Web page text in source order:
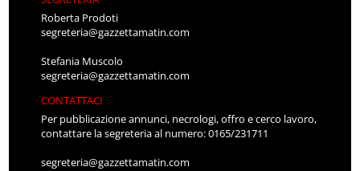
Roberta Prodoti
segreteria@gazzettamatin.com
Stefania Muscolo
segreteria@gazzettamatin.com
CONTATTACI
Per pubblicazione annunci, necrologi, offro e cerco lavoro,
contattare la segreteria al numero: 0165/231711
segreteria@gazzettamatin.com